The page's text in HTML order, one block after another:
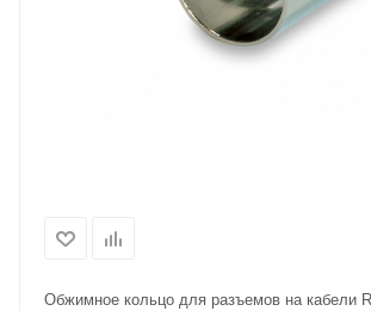
Обжимное кольцо для разъемов на кабели